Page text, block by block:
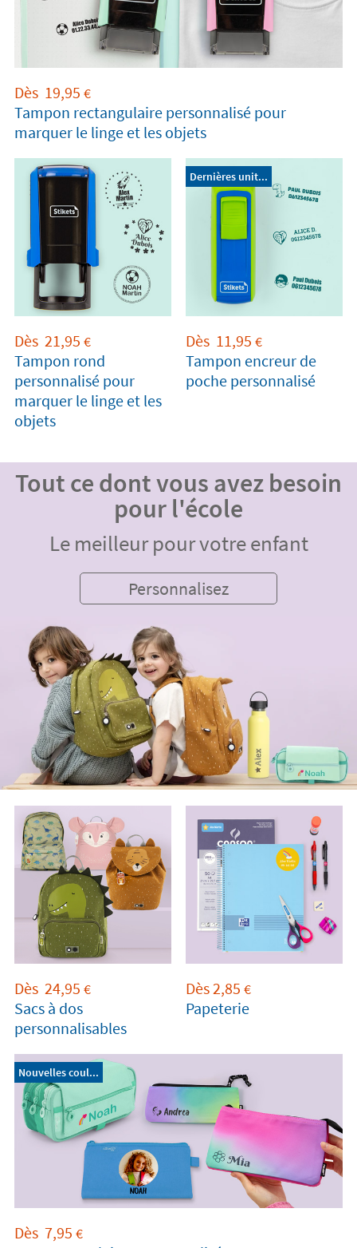
Dès 19,95 €
Tampon rectangulaire personnalisé pour
marquer le linge et les objets
Dès 21,95 €
Tampon rond
personnalisé pour
marquer le linge et les
objets
Dernières unit...
Dès 11,95 €
Tampon encreur de
poche personnalisé
Tout ce dont vous avez besoin
pour l'école
Le meilleur pour votre enfant
Personnalisez
Dès 24,95 €
Sacs à dos
personnalisables
Dès 2,85 €
Papeterie
Nouvelles coul...
Dès 7,95 €